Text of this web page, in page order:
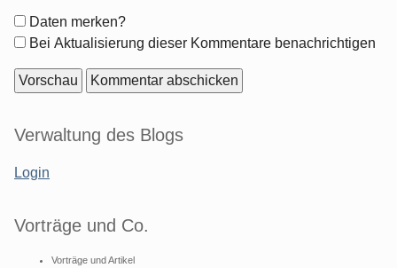
Formular-
Optionen
Daten merken?
Bei Aktualisierung dieser Kommentare benachrichtigen
Seitenleiste
Verwaltung des Blogs
Login
Vorträge und Co.
Vorträge und Artikel